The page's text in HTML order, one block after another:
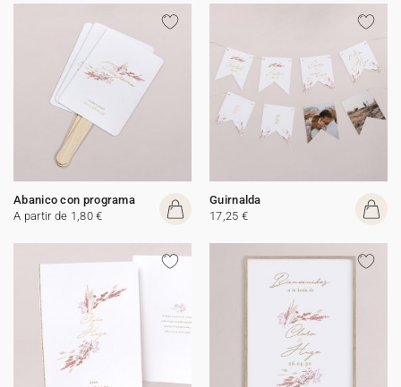
Abanico con programa
A partir de 1,80 €
Guirnalda
17,25 €